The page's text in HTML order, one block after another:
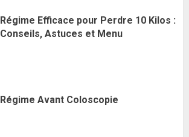
Régime Efficace pour Perdre 10 Kilos :
Conseils, Astuces et Menu
Régime Avant Coloscopie